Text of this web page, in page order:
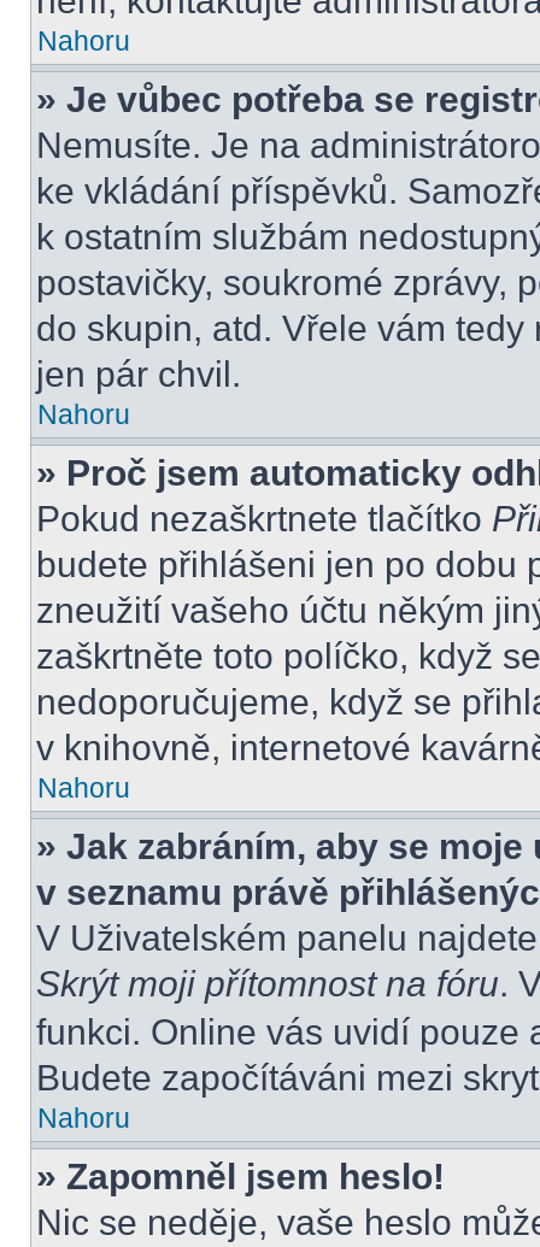
Nahoru
» Je vůbec potřeba se
Nemusíte. Je na
ke vkládání příspěvků.
k ostatním službám
postavičky, soukromé zprávy,
do skupin, atd. Vřele vám
jen pár chvil.
Nahoru
» Proč jsem automaticky
Pokud nezaškrtnete tlačítko
budete přihlášeni jen po dobu
zneužití vašeho účtu někým
zaškrtněte toto políčko, když
nedoporučujeme, když se
v knihovně, internetové
Nahoru
» Jak zabráním, aby se
v seznamu právě
V Uživatelském panelu
Skrýt moji přítomnost na fóru.
funkci. Online vás uvidí pouze
Budete započítáváni mezi
Nahoru
» Zapomněl jsem heslo!
Nic se neděje, vaše heslo